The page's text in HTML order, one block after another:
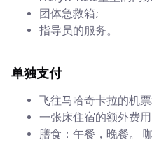
团体急救箱;
指导员的服务。
单独支付
飞往马哈奇卡拉的机
一张床住宿的额外费
膳食：午餐，晚餐。